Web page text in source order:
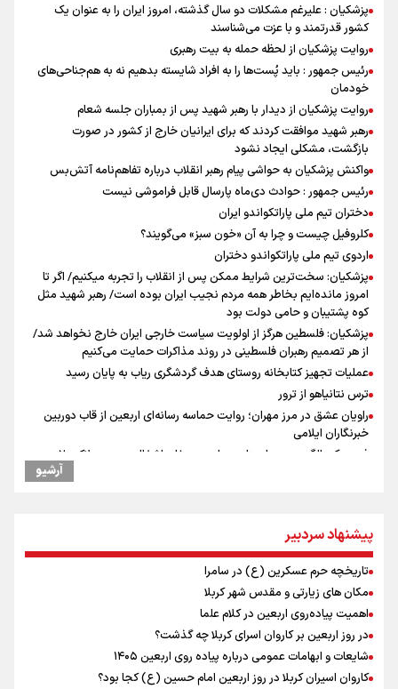
پزشکیان : علیرغم مشکلات دو سال گذشته، امروز ایران را به عنوان یک
کشور قدرتمند و با عزت می‌شناسند
روایت پزشکیان از لحظه حمله به بیت رهبری
رئیس جمهور : باید پُست‌ها را به افراد شایسته بدهیم نه به هم‌جناحی‌های
خودمان
روایت پزشکیان از دیدار با رهبر شهید پس از بمباران جلسه شعام
رهبر شهید موافقت کردند که برای ایرانیان خارج از کشور در صورت
بازگشت، مشکلی ایجاد نشود
واکنش پزشکیان به حواشی پیام رهبر انقلاب درباره تفاهم‌نامه آتش‌بس
رئیس جمهور : حوادث دی‌ماه پارسال قابل فراموشی نیست
دختران تیم ملی پاراتکواندو ایران
کلروفیل چیست و چرا به آن «خون سبز» می‌گویند؟
اردوی تیم ملی پاراتکواندو دختران
پزشکیان: سخت‌ترین شرایط ممکن پس از انقلاب را تجربه میکنیم/ اگر تا
امروز مانده‌ایم بخاطر همه‌ مردم نجیب ایران بوده است/ رهبر شهید مثل
کوه پشتیبان و حامی دولت بود
پزشکیان: فلسطین هرگز از اولویت سیاست خارجی ایران خارج نخواهد شد/
از هر تصمیم رهبران فلسطینی در روند مذاکرات حمایت می‌کنیم
عملیات تجهیز کتابخانه روستای هدف گردشگری ریاب به پایان رسید
ترس نتانیاهو از ترور
راویان عشق در مرز مهران؛ روایت حماسه‌ رسانه‌ای اربعین از قاب دوربین
خبرنگاران ایلامی
فرود یک بالگرد در بیمارستان رمبام در حیفای اشغالی در پی هلاکت ۲
بازگشت روان دو میلیون و هشتصد هزار زائر اربعین از مرزهای شش‌گانه
زائران اربعین حسینی در مرز تمرچین
ایران آقای بلامنازع تنگه هرمز
وزیر خارجه مصر: رژیم اسراییل بدون تامین حقوق مشروع مردم فلسطین
امنیت نخواهد داشت
تصاویری از آتش زدن درختان زیتون فلسطینیان به دست صهیونیستها
بدهی ۱۷ میلیارد دلاری شرکت ملی نفت از محل پروژه آزادگان پرداخت
نخواهد شد/ پیشرفت آزادگان کمتر از انتظار بوده است
آرشیو
پیشنهاد سردبیر
تاریخچه حرم عسکرین (ع) در سامرا
مکان های زیارتی و مقدس شهر کربلا
اهمیت پیاده‌روی اربعین در کلام علما
در روز اربعین بر کاروان اسرای کربلا چه گذشت؟
شایعات و ابهامات عمومی درباره پیاده روی اربعین ۱۴۰۵
کاروان اسیران کربلا در روز اربعین امام حسین (ع) کجا بود؟